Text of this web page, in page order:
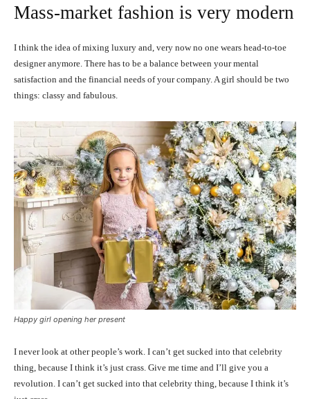
Mass-market fashion is very modern
I think the idea of mixing luxury and, very now no one wears head-to-toe
designer anymore. There has to be a balance between your mental
satisfaction and the financial needs of your company. A girl should be two
things: classy and fabulous.
Happy girl opening her present
I never look at other people’s work. I can’t get sucked into that celebrity
thing, because I think it’s just crass. Give me time and I’ll give you a
revolution. I can’t get sucked into that celebrity thing, because I think it’s